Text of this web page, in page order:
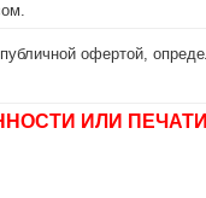
офертой,
ИЛИ